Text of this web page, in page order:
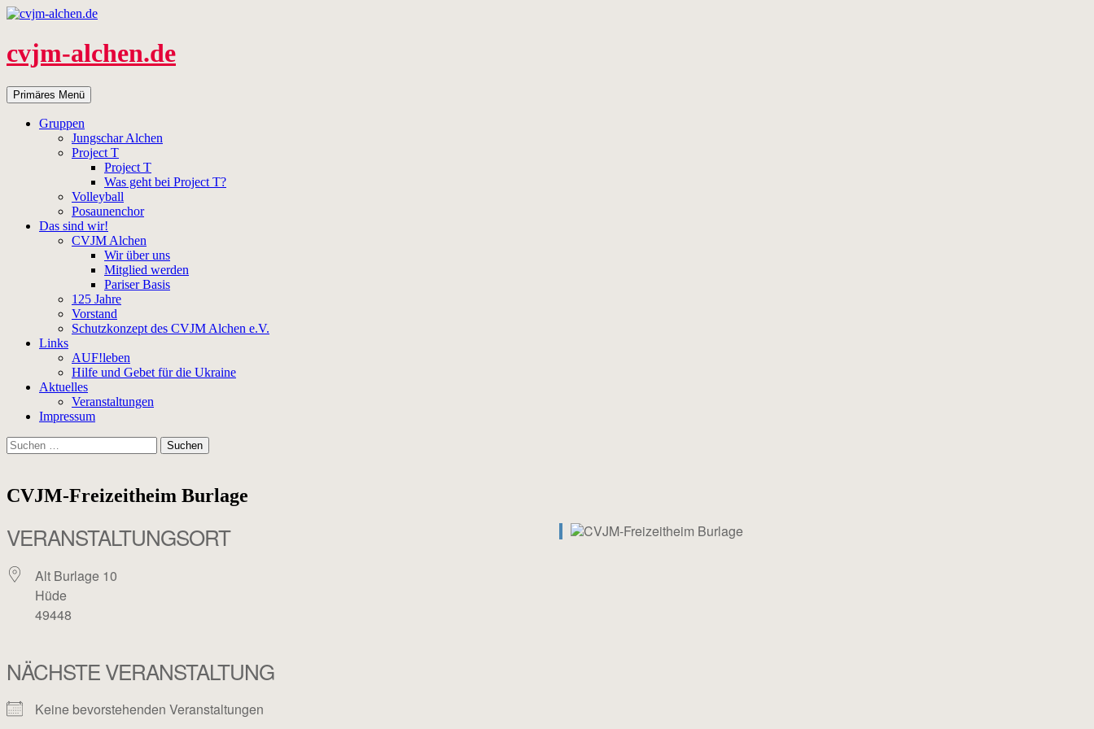
Zum
springen
cvjm-alchen.de
Suchen
Primäres Menü
Gruppen
Jungschar Alchen
Project T
Project T
Was geht bei Project T?
Volleyball
Posaunenchor
Das sind wir!
CVJM Alchen
Wir über uns
Mitglied werden
Pariser Basis
125 Jahre
Vorstand
Schutzkonzept des CVJM Alchen e.V.
Links
AUF!leben
Hilfe und Gebet für die Ukraine
Aktuelles
Veranstaltungen
Impressum
Suchen
nach:
CVJM-Freizeitheim Burlage
VERANSTALTUNGSORT
Alt Burlage 10
Hüde
49448
NÄCHSTE VERANSTALTUNG
Keine bevorstehenden Veranstaltungen